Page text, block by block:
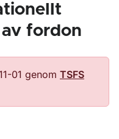
fordon
01 genom TSFS